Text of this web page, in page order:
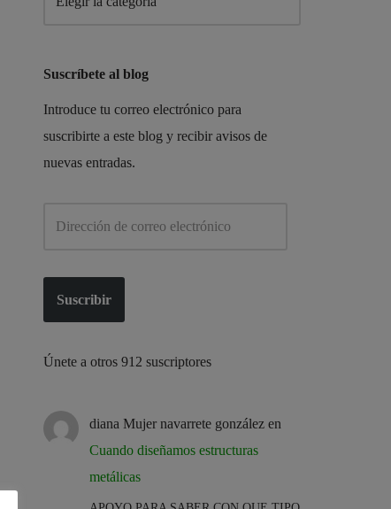
Suscríbete al blog
Introduce tu correo electrónico para
suscribirte a este blog y recibir avisos de
nuevas entradas.
Suscribir
Únete a otros 912 suscriptores
diana Mujer navarrete gonzález en
Cuando diseñamos estructuras
metálicas